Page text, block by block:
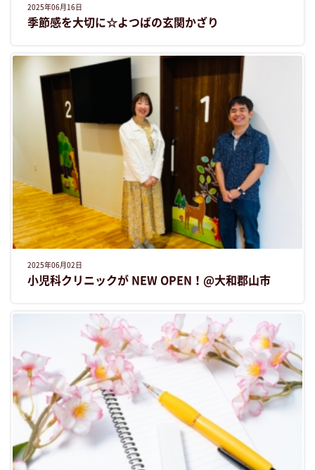
2025年06月16日
季節感を大切に☆よつばの玄関かざり
2025年06月02日
小児科クリニックが NEW OPEN！@大和郡山市